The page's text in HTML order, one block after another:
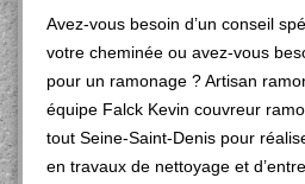
Avez-vous besoin d’un conseil
votre cheminée ou avez-vous
pour un ramonage ? Artisan
équipe Falck Kevin couvreur
tout Seine-Saint-Denis pour
en travaux de nettoyage et